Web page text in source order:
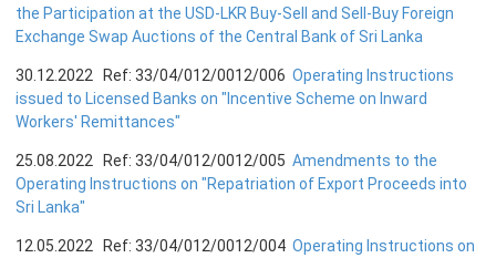
நாணயக் கொள்கை
the Participation at the USD-LKR Buy-Sell and Sell-Buy Foreign
Exchange Swap Auctions of the Central Bank of Sri Lanka
30.12.2022 Ref: 33/04/012/0012/006Operating Instructions
issued to Licensed Banks on "Incentive Scheme on Inward
Workers' Remittances"
25.08.2022 Ref: 33/04/012/0012/005Amendments to the
Operating Instructions on "Repatriation of Export Proceeds into
Sri Lanka"
12.05.2022 Ref: 33/04/012/0012/004Operating Instructions on